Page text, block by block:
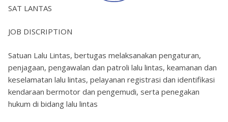
SAT LANTAS
JOB DISCRIPTION
Satuan Lalu Lintas, bertugas melaksanakan pengaturan,
penjagaan, pengawalan dan patroli lalu lintas, keamanan dan
keselamatan lalu lintas, pelayanan registrasi dan identifikasi
kendaraan bermotor dan pengemudi, serta penegakan
hukum di bidang lalu lintas